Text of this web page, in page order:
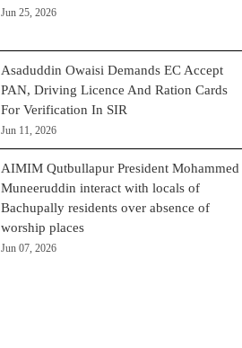
Jun 25, 2026
Asaduddin Owaisi Demands EC Accept
PAN, Driving Licence And Ration Cards
For Verification In SIR
Jun 11, 2026
AIMIM Qutbullapur President Mohammed
Muneeruddin interact with locals of
Bachupally residents over absence of
worship places
Jun 07, 2026